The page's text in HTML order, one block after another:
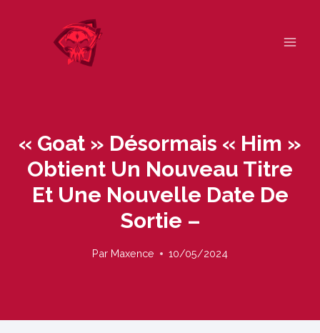
« Goat » Désormais « Him »
Obtient Un Nouveau Titre
Et Une Nouvelle Date De
Sortie –
Par Maxence 10/05/2024